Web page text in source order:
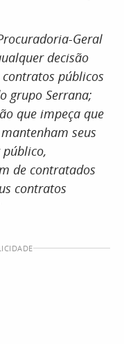
Geral
decisão
públicos
grupo Serrana;
que impeça que
seus
de contratados
contratos